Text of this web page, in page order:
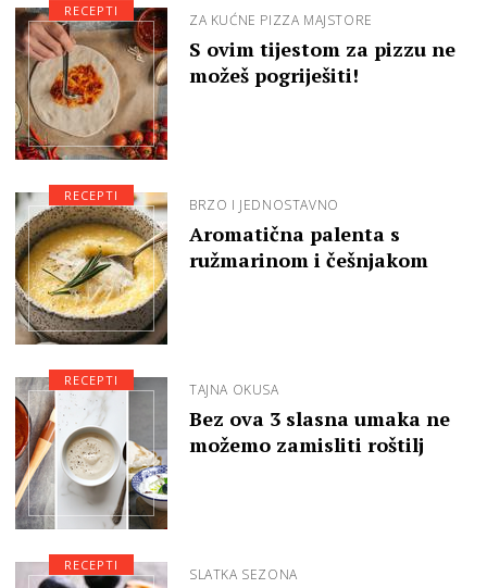
ZA KUĆNE PIZZA MAJSTORE
S ovim tijestom za pizzu ne
možeš pogriješiti!
RECEPTI
BRZO I JEDNOSTAVNO
Aromatična palenta s
ružmarinom i češnjakom
RECEPTI
TAJNA OKUSA
Bez ova 3 slasna umaka ne
možemo zamisliti roštilj
RECEPTI
SLATKA SEZONA
RECEPTI